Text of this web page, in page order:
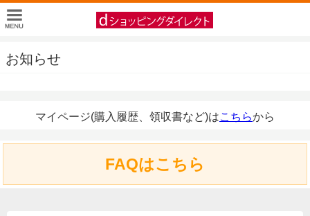
お知らせ
マイページ(購入履歴、領収書など)はこちらから
FAQはこちら